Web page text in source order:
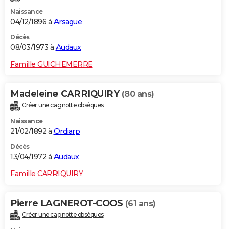
Naissance
04/12/1896 à Arsague
Décès
08/03/1973 à Audaux
Famille GUICHEMERRE
Madeleine CARRIQUIRY (80 ans)
Créer une cagnotte obsèques
Naissance
21/02/1892 à Ordiarp
Décès
13/04/1972 à Audaux
Famille CARRIQUIRY
Pierre LAGNEROT-COOS (61 ans)
Créer une cagnotte obsèques